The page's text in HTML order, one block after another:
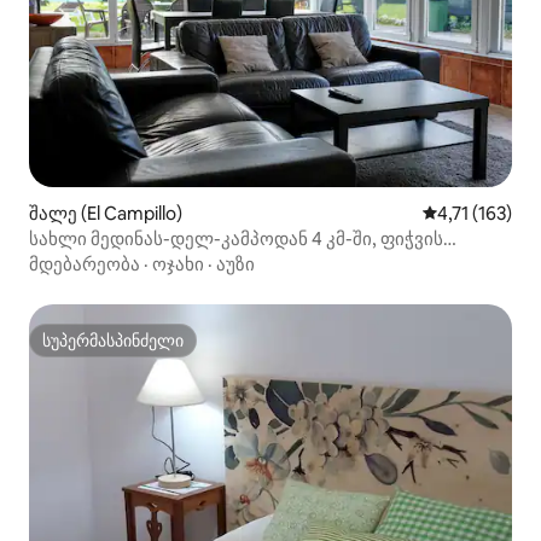
შალე (El Campillo) საშუალო
4,71 (163)
სახლი მედინას-დელ-კამპოდან 4 კმ-ში, ფიჭვის
ტყეებში
მდებარეობა · ოჯახი · აუზი
სუპერმასპინძელი
სუპერმასპინძელი